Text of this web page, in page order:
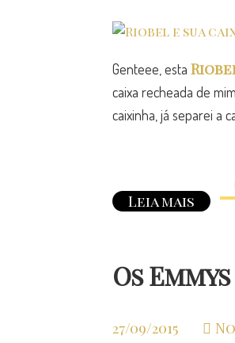
Genteee, esta
caixa recheada de
caixinha, já separei a
Leia mais
Os
27/09/2015